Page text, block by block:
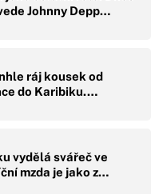
Johnny Depp…
ráj kousek od
do Karibiku.…
vydělá svářeč ve
mzda je jako z…